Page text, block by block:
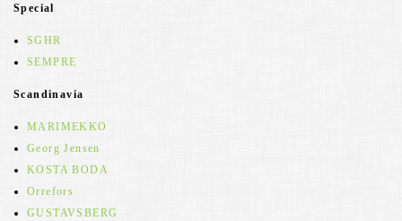
Special
SGHR
SEMPRE
Scandinavia
MARIMEKKO
Georg Jensen
KOSTA BODA
Orrefors
GUSTAVSBERG